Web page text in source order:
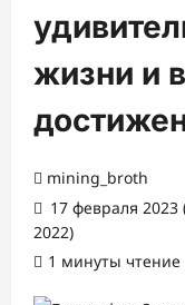
жизни и
mining_broth
17 февраля
2022)
1 минуты чтение